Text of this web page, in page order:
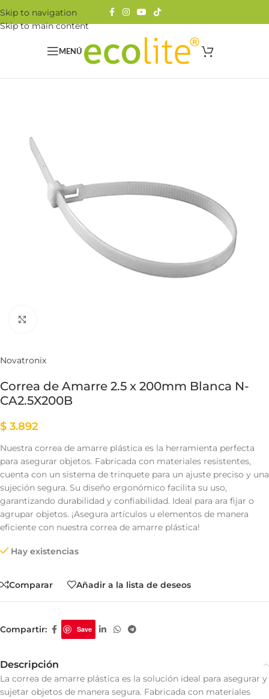
Skip to navigation
Skip to main content
MENÚ
Novatronix
Correa de Amarre 2.5 x 200mm Blanca N-
CA2.5X200B
$ 3.892
Nuestra correa de amarre plástica es la herramienta perfecta
para asegurar objetos. Fabricada con materiales resistentes,
cuenta con un sistema de trinquete para un ajuste preciso y una
sujeción segura. Su diseño ergonómico facilita su uso,
garantizando durabilidad y confiabilidad. Ideal para ara fijar o
agrupar objetos. ¡Asegura artículos u elementos de manera
eficiente con nuestra correa de amarre plástica!
Hay existencias
Comparar Añadir a la lista de deseos
Compartir: Save
Descripción
La correa de amarre plástica es la solución ideal para asegurar y
sujetar objetos de manera segura. Fabricada con materiales